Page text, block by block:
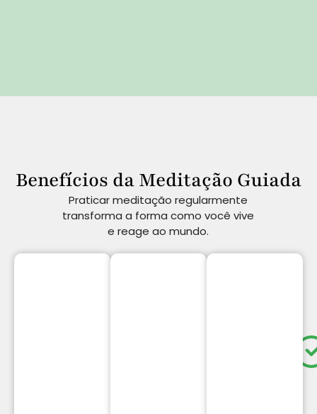
Benefícios da Meditação Guiada
Praticar meditação regularmente
transforma a forma como você vive
e reage ao mundo.